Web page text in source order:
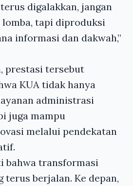
digalakkan, jangan
tapi diproduksi
informasi dan dakwah,”
prestasi tersebut
KUA tidak hanya
administrasi
juga mampu
melalui pendekatan
bahwa transformasi
terus berjalan. Ke depan,